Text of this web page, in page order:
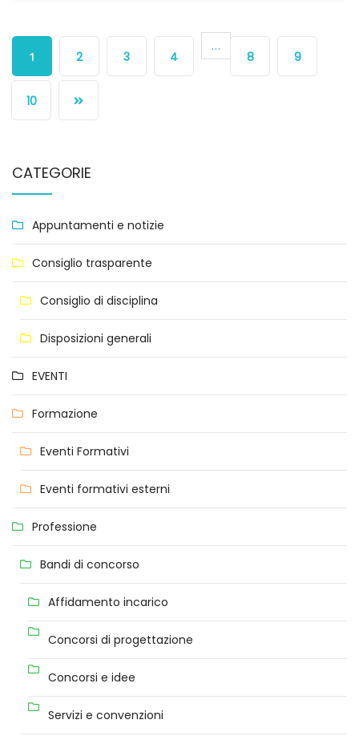
1 2 3 4
…
8 9
10
CATEGORIE
Appuntamenti e notizie
Consiglio trasparente
Consiglio di disciplina
Disposizioni generali
EVENTI
Formazione
Eventi Formativi
Eventi formativi esterni
Professione
Bandi di concorso
Affidamento incarico
Concorsi di progettazione
Concorsi e idee
Servizi e convenzioni